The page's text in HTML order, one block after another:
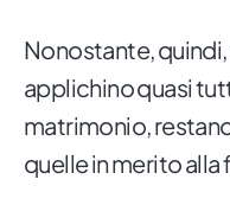
Nonostante, quindi,
applichino quasi
matrimonio,
quelle in merito alla